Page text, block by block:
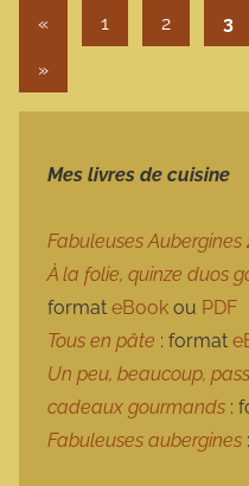
Pagination
«Publications
1 2 3
Articles suivants
»
Mes livres de cuisine
Fabuleuses Aubergines
À la folie, quinze duos
format eBook ou PDF
Tous en pâte : format
Un peu, beaucoup,
cadeaux gourmands :
Fabuleuses aubergines